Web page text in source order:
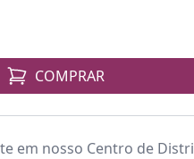
COMPRAR
em nosso Centro de